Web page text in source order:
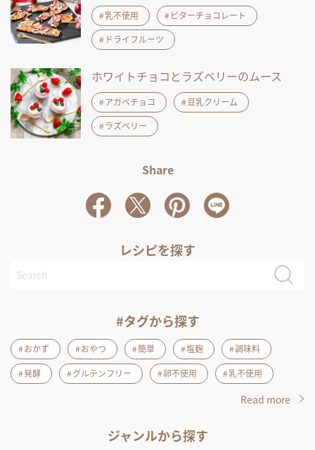
乳不使用
ビターチョコレート
ドライフルーツ
ホワイトチョコとラズベリーのムース
アガベチョコ
豆乳クリーム
ラズベリー
Share
レシピを探す
#タグから探す
おかず おやつ 簡単 塩麹
調味料
発酵
グルテンフリー 卵不使用 乳不使用
Read more
ジャンルから探す